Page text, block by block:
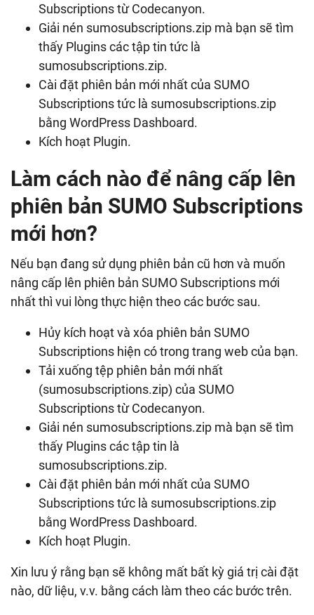
Subscriptions từ Codecanyon.
Giải nén sumosubscriptions.zip mà bạn sẽ tìm
thấy Plugins các tập tin tức là
sumosubscriptions.zip.
Cài đặt phiên bản mới nhất của SUMO
Subscriptions tức là sumosubscriptions.zip
bằng WordPress Dashboard.
Kích hoạt Plugin.
Làm cách nào để nâng cấp lên
phiên bản SUMO Subscriptions
mới hơn?
Nếu bạn đang sử dụng phiên bản cũ hơn và muốn
nâng cấp lên phiên bản SUMO Subscriptions mới
nhất thì vui lòng thực hiện theo các bước sau.
Hủy kích hoạt và xóa phiên bản SUMO
Subscriptions hiện có trong trang web của bạn.
Tải xuống tệp phiên bản mới nhất
(sumosubscriptions.zip) của SUMO
Subscriptions từ Codecanyon.
Giải nén sumosubscriptions.zip mà bạn sẽ tìm
thấy Plugins các tập tin là
sumosubscriptions.zip.
Cài đặt phiên bản mới nhất của SUMO
Subscriptions tức là sumosubscriptions.zip
bằng WordPress Dashboard.
Kích hoạt Plugin.
Xin lưu ý rằng bạn sẽ không mất bất kỳ giá trị cài đặt
nào, dữ liệu, v.v. bằng cách làm theo các bước trên.